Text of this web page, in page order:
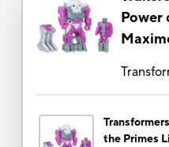
Power
the Primes